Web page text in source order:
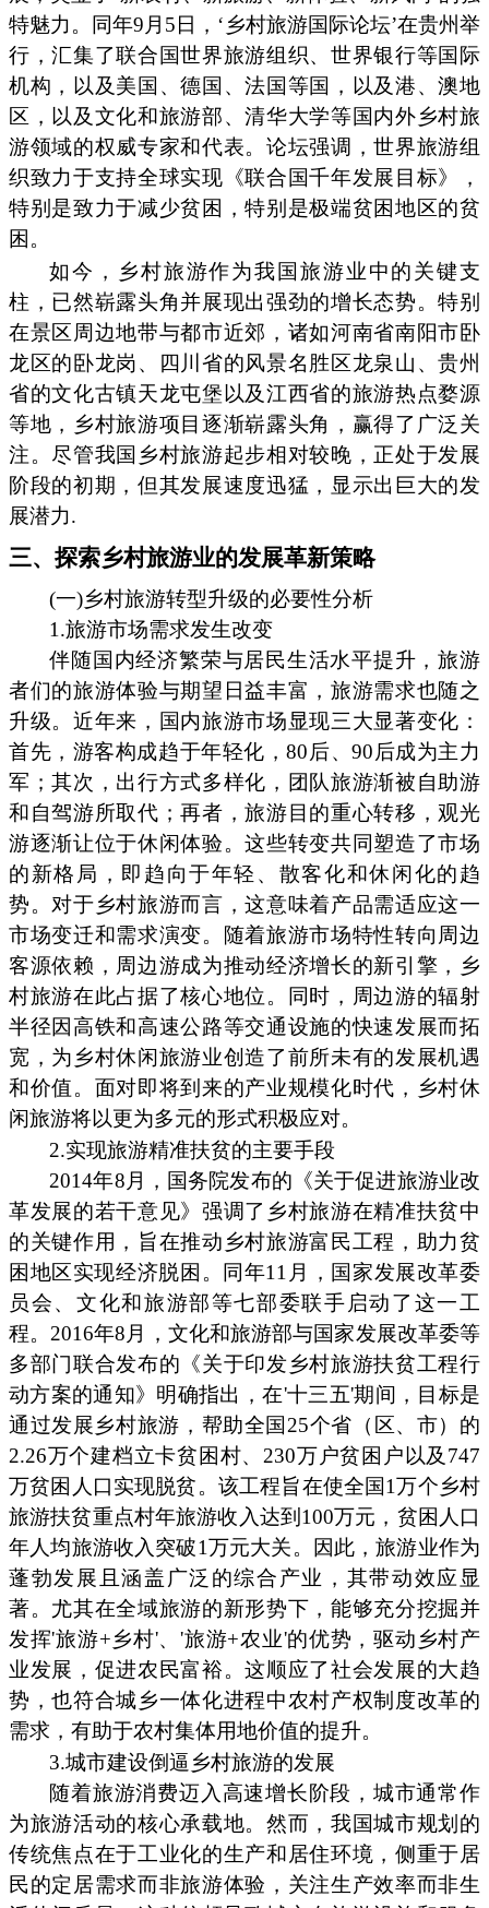
特魅力。同年9月5日，‘乡村旅游国际论坛’在贵州举
行，汇集了联合国世界旅游组织、世界银行等国际
机构，以及美国、德国、法国等国，以及港、澳地
区，以及文化和旅游部、清华大学等国内外乡村旅
游领域的权威专家和代表。论坛强调，世界旅游组
织致力于支持全球实现《联合国千年发展目标》，
特别是致力于减少贫困，特别是极端贫困地区的贫
困。
如今，乡村旅游作为我国旅游业中的关键支
柱，已然崭露头角并展现出强劲的增长态势。特别
在景区周边地带与都市近郊，诸如河南省南阳市卧
龙区的卧龙岗、四川省的风景名胜区龙泉山、贵州
省的文化古镇天龙屯堡以及江西省的旅游热点婺源
等地，乡村旅游项目逐渐崭露头角，赢得了广泛关
注。尽管我国乡村旅游起步相对较晚，正处于发展
阶段的初期，但其发展速度迅猛，显示出巨大的发
展潜力.
三、探索乡村旅游业的发展革新策略
(一)乡村旅游转型升级的必要性分析
1.旅游市场需求发生改变
伴随国内经济繁荣与居民生活水平提升，旅游
者们的旅游体验与期望日益丰富，旅游需求也随之
升级。近年来，国内旅游市场显现三大显著变化：
首先，游客构成趋于年轻化，80后、90后成为主力
军；其次，出行方式多样化，团队旅游渐被自助游
和自驾游所取代；再者，旅游目的重心转移，观光
游逐渐让位于休闲体验。这些转变共同塑造了市场
的新格局，即趋向于年轻、散客化和休闲化的趋
势。对于乡村旅游而言，这意味着产品需适应这一
市场变迁和需求演变。随着旅游市场特性转向周边
客源依赖，周边游成为推动经济增长的新引擎，乡
村旅游在此占据了核心地位。同时，周边游的辐射
半径因高铁和高速公路等交通设施的快速发展而拓
宽，为乡村休闲旅游业创造了前所未有的发展机遇
和价值。面对即将到来的产业规模化时代，乡村休
闲旅游将以更为多元的形式积极应对。
2.实现旅游精准扶贫的主要手段
2014年8月，国务院发布的《关于促进旅游业改
革发展的若干意见》强调了乡村旅游在精准扶贫中
的关键作用，旨在推动乡村旅游富民工程，助力贫
困地区实现经济脱困。同年11月，国家发展改革委
员会、文化和旅游部等七部委联手启动了这一工
程。2016年8月，文化和旅游部与国家发展改革委等
多部门联合发布的《关于印发乡村旅游扶贫工程行
动方案的通知》明确指出，在'十三五'期间，目标是
通过发展乡村旅游，帮助全国25个省（区、市）的
2.26万个建档立卡贫困村、230万户贫困户以及747
万贫困人口实现脱贫。该工程旨在使全国1万个乡村
旅游扶贫重点村年旅游收入达到100万元，贫困人口
年人均旅游收入突破1万元大关。因此，旅游业作为
蓬勃发展且涵盖广泛的综合产业，其带动效应显
著。尤其在全域旅游的新形势下，能够充分挖掘并
发挥'旅游+乡村'、'旅游+农业'的优势，驱动乡村产
业发展，促进农民富裕。这顺应了社会发展的大趋
势，也符合城乡一体化进程中农村产权制度改革的
需求，有助于农村集体用地价值的提升。
3.城市建设倒逼乡村旅游的发展
随着旅游消费迈入高速增长阶段，城市通常作
为旅游活动的核心承载地。然而，我国城市规划的
传统焦点在于工业化的生产和居住环境，侧重于居
民的定居需求而非旅游体验，关注生产效率而非生